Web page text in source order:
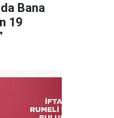
Bana
19